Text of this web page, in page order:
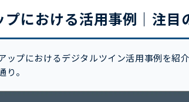
プにおける活用事例｜注目
ップにおけるデジタルツイン活用事例を紹
。